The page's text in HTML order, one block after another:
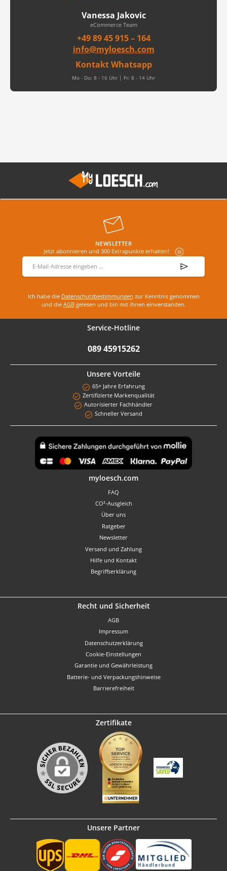
Vanessa Jakovic
eCommerce Team
+49 89 45 915 – 164
info@myloesch.com
Kontakt Whatsapp
Mo - Do: 8 - 16 Uhr | Fr: 8 - 14 Uhr
NEWSLETTER
Jetzt abonnieren und 300 Extrapunkte erhalten!
E-Mail-Adresse
Ich habe die Datenschutzbestimmungen zur Kenntnis genommen
und die AGBgelesen und bin mit ihnen einverstanden.
Service-Hotline
089 45915262
Unsere Vorteile
65+ Jahre Erfahrung
Zertifizierte Markenqualität
Autorisierter Fachhändler
Schneller Versand
myloesch.com
FAQ
CO²-Ausgleich
Über uns
Ratgeber
Newsletter
Versand und Zahlung
Hilfe und Kontakt
Begriffserklärung
Recht und Sicherheit
AGB
Impressum
Datenschutzerklärung
Cookie-Einstellungen
Garantie und Gewährleistung
Batterie- und Verpackungshinweise
Barrierefreiheit
Zertifikate
Unsere Partner